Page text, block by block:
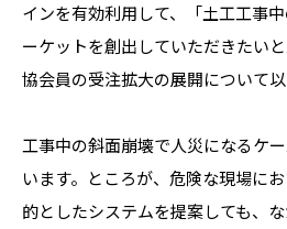
インを有効利用して、「土工工事
ーケットを創出していただきたいと
協会員の受注拡大の展開について
工事中の斜面崩壊で人災になるケ
います。ところが、危険な現場に
的としたシステムを提案しても、